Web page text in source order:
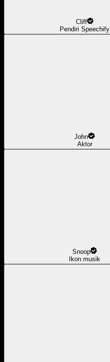
Cliff
Pendiri Speechify
John
Aktor
Snoop
Ikon musik